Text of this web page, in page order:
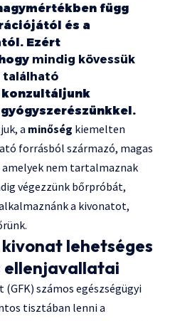
függ
és a
Ezért
mindig kövessük
található
konzultáljunk
a minőség kiemelten
forrásból származó, magas
nem tartalmaznak
végezzünk bőrpróbát,
a kivonatot,
lehetséges
ellenjavallatai
számos egészségügyi
tisztában lenni a